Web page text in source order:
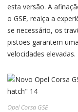
esta versão. A
o GSE, realça a
se necessário, os
pistões garantem
velocidades elevadas.
Opel Corsa GSE